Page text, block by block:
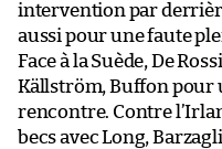
intervention par
aussi pour une faute
Face à la Suède, De
Källström, Buffon pour
rencontre. Contre
becs avec Long,